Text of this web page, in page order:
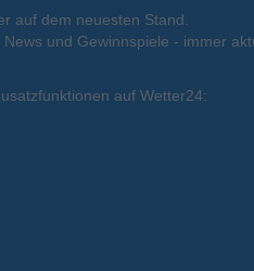
19.08. Do. 20.08.
auf dem neuesten Stand.
und Gewinnspiele - immer
auf Wetter24: